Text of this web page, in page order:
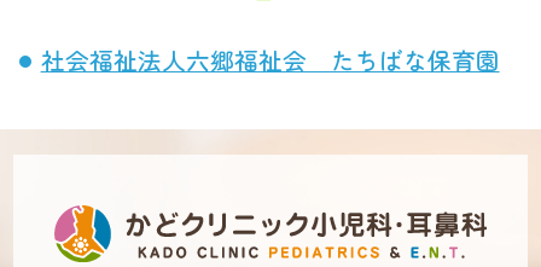
社会福祉法人六郷福祉会 たちばな保育園